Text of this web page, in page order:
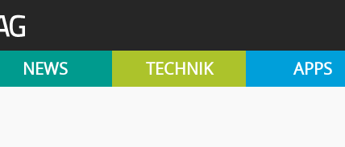
NEWS TECHNIK APPS